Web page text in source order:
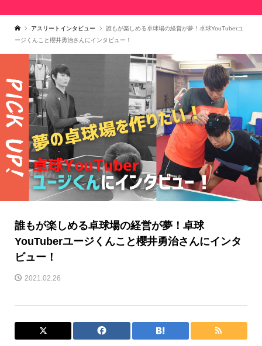
アスリートインタビュー
誰もが楽しめる卓球場の経営が夢！卓球YouTuberユ
ージくんこと櫻井勇治さんにインタビュー！
誰もが楽しめる卓球場の経営が夢！卓球
YouTuberユージくんこと櫻井勇治さんにインタ
ビュー！
2021.02.26